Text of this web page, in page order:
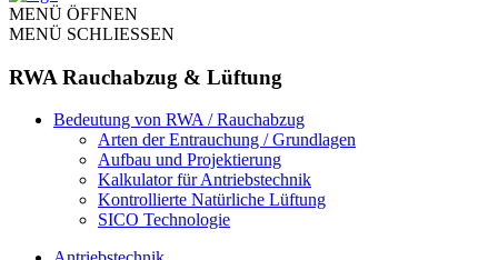
MENÜ ÖFFNEN
MENÜ SCHLIESSEN
RWA Rauchabzug & Lüftung
Bedeutung von RWA / Rauchabzug
Arten der Entrauchung / Grundlagen
Aufbau und Projektierung
Kalkulator für Antriebstechnik
Kontrollierte Natürliche Lüftung
SICO Technologie